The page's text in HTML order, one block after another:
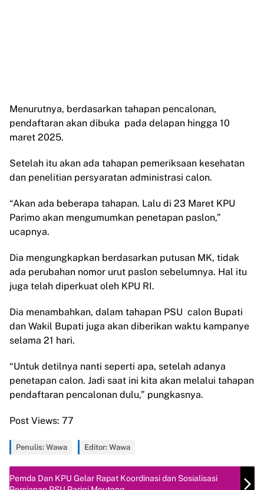
Menurutnya, berdasarkan tahapan pencalonan,
pendaftaran akan dibuka pada delapan hingga 10
maret 2025.
Setelah itu akan ada tahapan pemeriksaan kesehatan
dan penelitian persyaratan administrasi calon.
“Akan ada beberapa tahapan. Lalu di 23 Maret KPU
Parimo akan mengumumkan penetapan paslon,”
ucapnya.
Dia mengungkapkan berdasarkan putusan MK, tidak
ada perubahan nomor urut paslon sebelumnya. Hal itu
juga telah diperkuat oleh KPU RI.
Dia menambahkan, dalam tahapan PSU calon Bupati
dan Wakil Bupati juga akan diberikan waktu kampanye
selama 21 hari.
“Untuk detilnya nanti seperti apa, setelah adanya
penetapan calon. Jadi saat ini kita akan melalui tahapan
pendaftaran pencalonan dulu,” pungkasnya.
Post Views: 77
Penulis: Wawa Editor: Wawa
Pemda Dan KPU Gelar Rapat Koordinasi dan Sosialisasi